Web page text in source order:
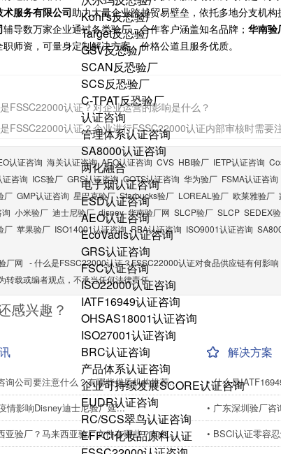
Kohl's反恐验厂
Target反恐验厂
GSV反恐验厂
SCAN反恐验厂
SCS反恐验厂
C-TPAT反恐验厂
认证咨询
管理体系认证咨询
SA8000认证咨询
两化融合
电子烟认证咨询
ESD认证咨询
AEO认证咨询
EcoVadis认证咨询
GRS认证咨询
FSC认证咨询
ISO22000认证咨询
IATF16949认证咨询
OHSAS18001认证咨询
ISO27001认证咨询
BRC认证咨询
产品体系认证咨询
企业可持续发展SCORE认证咨询
EUDR认证咨询
RC/SCS翠鸟认证咨询
EFFCI化妆品原料认证
服务有限公司助力大量企业跨越贸易壁垒，依托多地分支机构
辅导数万家企业通过各类验厂，合作客户涵盖知名品牌； 华南验
师资，可量身定制解决方案，价格公道且服务优质。
FSSC22000认证？对企业运营的影响是什么？
FSSC22000认证？企业进行FSSC22000认证内部审核时需要
认证咨询 海关认证咨询 AEO认证咨询 CVS HBI验厂 IETP认证咨询
证咨询 ICS验厂 GRS认证咨询 GOTS认证咨询 华为验厂 FSMA认证咨询
厂 GMP认证咨询 星巴克验厂 Starbucks验厂 LOREAL验厂 欧莱雅验厂
小米验厂 迪士尼验厂 disney 华南验厂网 SLCP验厂 SLCP SEDEX
厂 苹果验厂 ISO14001认证咨询 RBA认证咨询 ISO9001认证咨询
厂网 -什么是FSSC22000认证？FSSC22000认证对食品供应链有何影响
转载或编者观点，不承当任何法律责任
感兴趣？
询公司要注意什么？有哪些优质机构推荐...
情影响Disney​迪士尼验厂延...
亚验厂？马来西亚验厂文件有哪些？如何...
解决方案
• 什么是
• 广东深圳验厂
• BSCI认证零容